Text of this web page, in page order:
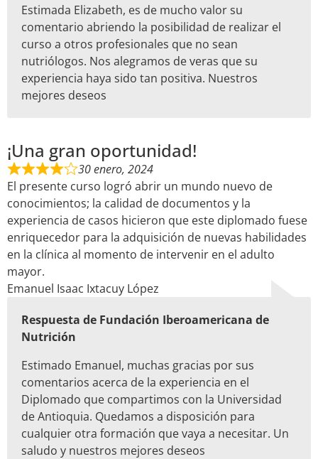
Estimada Elizabeth, es de mucho valor su
comentario abriendo la posibilidad de realizar el
curso a otros profesionales que no sean
nutriólogos. Nos alegramos de veras que su
experiencia haya sido tan positiva. Nuestros
mejores deseos
¡Una gran oportunidad!
30 enero, 2024
El presente curso logró abrir un mundo nuevo de
conocimientos; la calidad de documentos y la
experiencia de casos hicieron que este diplomado fuese
enriquecedor para la adquisición de nuevas habilidades
en la clínica al momento de intervenir en el adulto
mayor.
Emanuel Isaac Ixtacuy López
Respuesta de Fundación Iberoamericana de
Nutrición
Estimado Emanuel, muchas gracias por sus
comentarios acerca de la experiencia en el
Diplomado que compartimos con la Universidad
de Antioquia. Quedamos a disposición para
cualquier otra formación que vaya a necesitar. Un
saludo y nuestros mejores deseos